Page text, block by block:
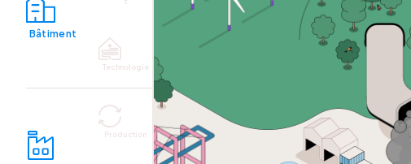
Bâtiment
Technologie
Production